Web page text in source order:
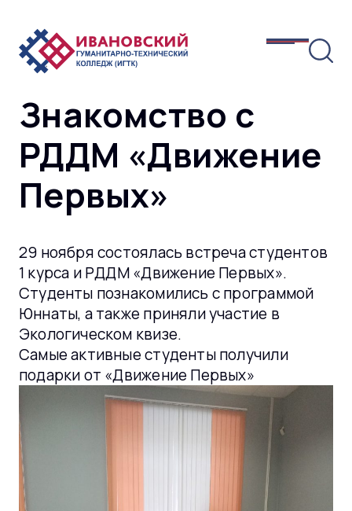
Знакомство с
РДДМ «Движение
Первых»
29 ноября состоялась встреча студентов
1 курса и РДДМ «Движение Первых».
Студенты познакомились с программой
Юннаты, а также приняли участие в
Экологическом квизе.
Самые активные студенты получили
подарки от «Движение Первых»